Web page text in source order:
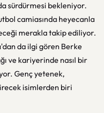
sürdürmesi bekleniyor.
camiasında heyecanla
merakla takip ediliyor.
da ilgi gören Berke
ve kariyerinde nasıl bir
Genç yetenek,
isimlerden biri